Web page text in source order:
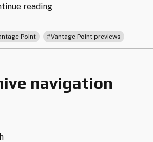
reading"《制
點》
上
Point Vantage Point previews
navigation